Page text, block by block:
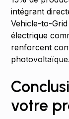
intégrant
Vehicle-to-
électrique
renforcent
photovoltaïque.
votre